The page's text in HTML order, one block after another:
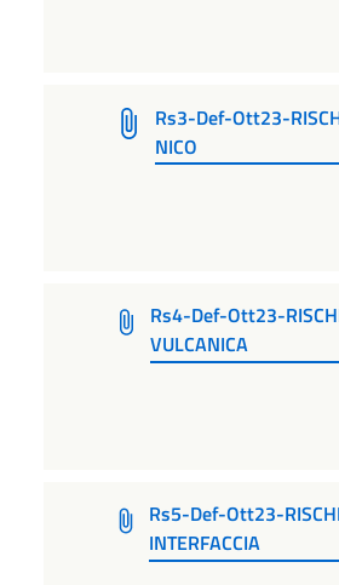
Rs3-Def-Ott23-
NICO
Rs4-Def-Ott23-
VULCANICA
Rs5-Def-Ott23-
INTERFACCIA